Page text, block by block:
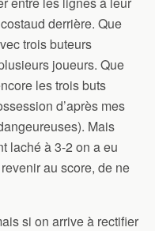
derrière. Que
trois buteurs
joueurs. Que
les trois buts
d’après mes
Mais
laché à 3-2 on a eu
au score, de ne
si on arrive à rectifier